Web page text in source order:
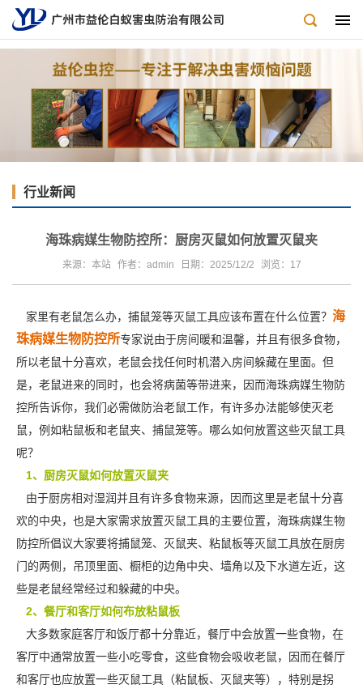
行业新闻
海珠病媒生物防控所：厨房灭鼠如何放置灭鼠夹
来源：本站 作者：admin 日期：2025/12/2 浏览： 17
家里有老鼠怎么办，捕鼠笼等灭鼠工具应该布置在什么位置？ 海
珠病媒生物防控所专家说由于房间暖和温馨，并且有很多食物，
所以老鼠十分喜欢，老鼠会找任何时机潜入房间躲藏在里面。但
是，老鼠进来的同时，也会将病菌等带进来，因而海珠病媒生物防
控所告诉你，我们必需做防治老鼠工作，有许多办法能够使灭老
鼠，例如粘鼠板和老鼠夹、捕鼠笼等。哪么如何放置这些灭鼠工具
呢？
1、厨房灭鼠如何放置灭鼠夹
由于厨房相对湿润并且有许多食物来源，因而这里是老鼠十分喜
欢的中央，也是大家需求放置灭鼠工具的主要位置，海珠病媒生物
防控所倡议大家要将捕鼠笼、灭鼠夹、粘鼠板等灭鼠工具放在厨房
门的两侧，吊顶里面、橱柜的边角中央、墙角以及下水道左近，这
些是老鼠经常经过和躲藏的中央。
2、餐厅和客厅如何布放粘鼠板
大多数家庭客厅和饭厅都十分靠近，餐厅中会放置一些食物，在
客厅中通常放置一些小吃零食，这些食物会吸收老鼠，因而在餐厅
和客厅也应放置一些灭鼠工具（粘鼠板、灭鼠夹等），特别是拐